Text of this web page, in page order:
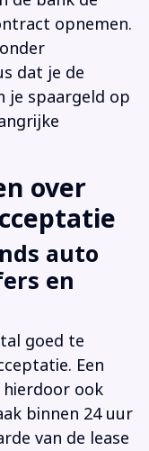
opnemen.
dat je de
je spaargeld op
over
auto
en
goed te
Een
hierdoor ook
binnen 24 uur
van de lease